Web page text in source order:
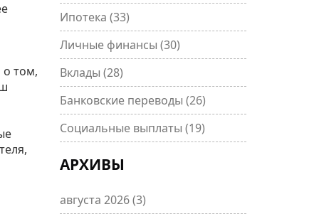
о том,
Ипотека (33)
Личные финансы (30)
Вклады (28)
Банковские переводы (26)
Социальные выплаты (19)
АРХИВЫ
августа 2026(3)